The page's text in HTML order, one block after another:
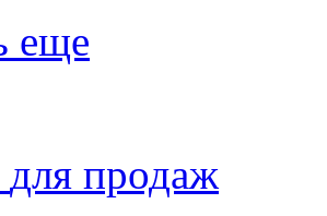
еще
для продаж